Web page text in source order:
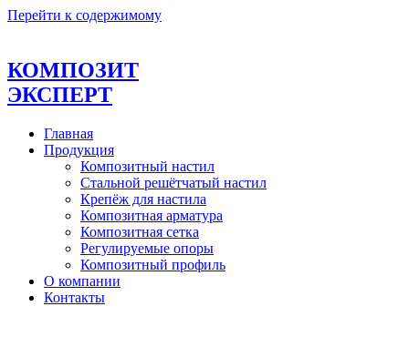
Перейти к содержимому
КОМПОЗИТ
ЭКСПЕРТ
Главная
Продукция
Композитный настил
Стальной решётчатый настил
Крепёж для настила
Композитная арматура
Композитная сетка
Регулируемые опоры
Композитный профиль
О компании
Контакты